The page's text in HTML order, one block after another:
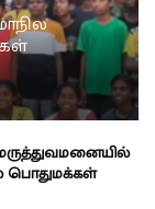
பொதுமக்கள்